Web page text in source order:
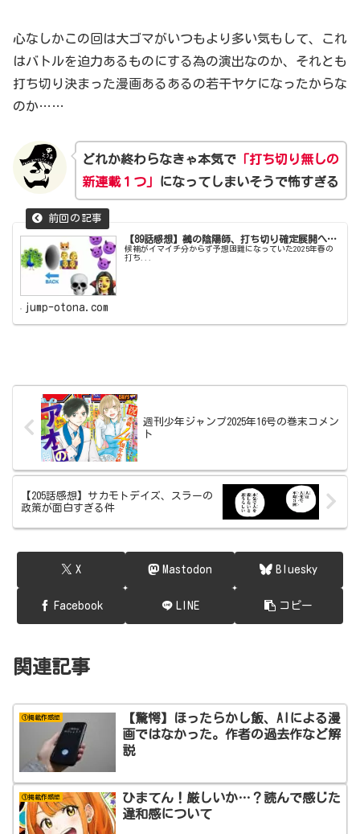
心なしかこの回は大ゴマがいつもより多い気もして、これ
はバトルを迫力あるものにする為の演出なのか、それとも
打ち切り決まった漫画あるあるの若干ヤケになったからな
のか……
どれか終わらなきゃ本気で「打ち切り無しの
新連載１つ」
になってしまいそうで怖すぎる
【89話感想】鵺の陰陽師、打ち切り確定展開へ…
候補がイマイチ分からず予想困難になっていた2025年春の
打ち...
jump-otona.com
週刊少年ジャンプ2025年16号の巻末コメン
ト
【205話感想】サカモトデイズ、スラーの
政策が面白すぎる件
X Mastodon Bluesky
Facebook LINE コピー
関連記事
①掲載作感想
【驚愕】ほったらかし飯、AIによる漫
画ではなかった。作者の過去作など解
説
①掲載作感想
ひまてん！厳しいか…？読んで感じた
違和感について